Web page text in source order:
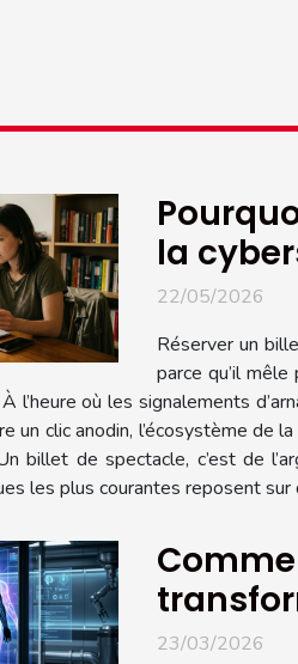
la
22/05/2026
Réserver un
parce qu’il
l’heure où les signalements
un clic anodin, l’écosystème
billet de spectacle, c’est de
les plus courantes reposent sur
23/03/2026